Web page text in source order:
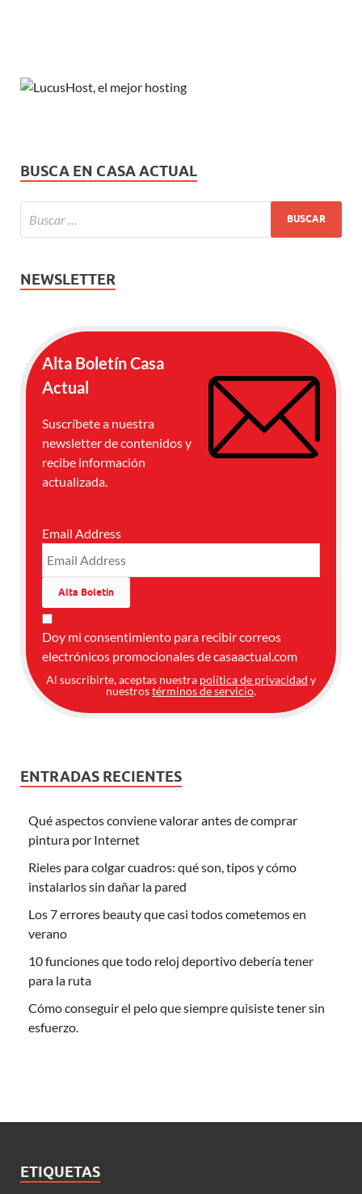
BUSCA EN CASA ACTUAL
NEWSLETTER
Alta Boletín Casa
Actual
Suscríbete a nuestra
newsletter de contenidos y
recibe información
actualizada.
Email Address
Doy mi consentimiento para recibir correos
electrónicos promocionales de casaactual.com
Al suscribirte, aceptas nuestra política de privacidad y
nuestrostérminos de servicio.
ENTRADAS RECIENTES
Qué aspectos conviene valorar antes de comprar
pintura por Internet
Rieles para colgar cuadros: qué son, tipos y cómo
instalarlos sin dañar la pared
Los 7 errores beauty que casi todos cometemos en
verano
10 funciones que todo reloj deportivo debería tener
para la ruta
Cómo conseguir el pelo que siempre quisiste tener sin
esfuerzo.
ETIQUETAS